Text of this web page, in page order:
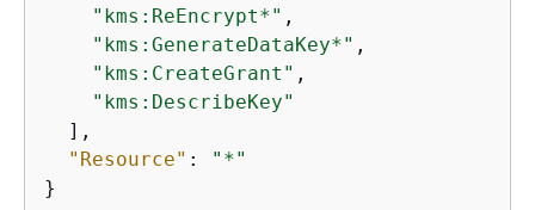
"kms:ReEncrypt*" ,
"kms:GenerateDataKey*" ,
"kms:CreateGrant" ,
"kms:DescribeKey"
  ],
"Resource" :
"*"
}